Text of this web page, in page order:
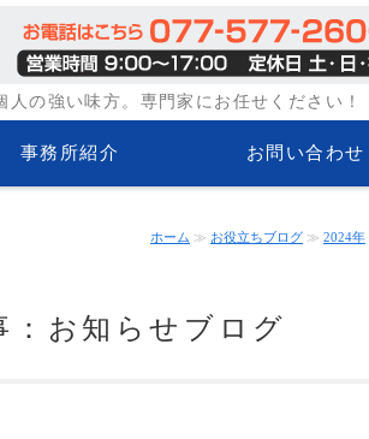
の強い味方。専門家にお任せください！
事務所紹介 お問い合わせ
ホーム ≫ お役立ちブログ ≫ 2024年
：お知らせブログ